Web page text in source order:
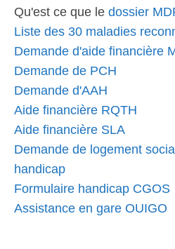
Qu'est ce que le dossier
Liste des 30 maladies
Demande d'aide financière
Demande de PCH
Demande d'AAH
Aide financière RQTH
Aide financière SLA
Demande de logement
handicap
Formulaire handicap CGOS
Assistance en gare OUIGO